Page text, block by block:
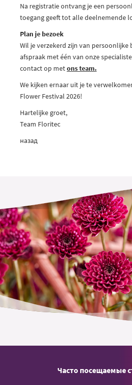
Na registratie ontvang je een
toegang geeft tot alle deelnemende
Plan je bezoek
Wil je verzekerd zijn van persoonlijke
afspraak met één van onze
contact op metons team.
We kijken ernaar uit je te
Flower Festival 2026!
Hartelijke groet,
Team Floritec
назад
Часто посещаемые